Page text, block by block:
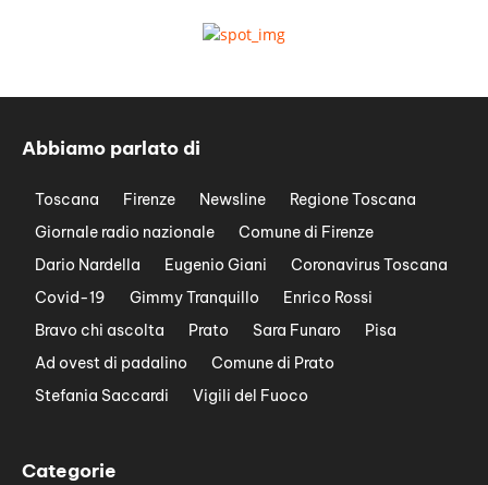
Abbiamo parlato di
Toscana Firenze Newsline
Regione Toscana
Giornale radio nazionale
Comune di Firenze
Dario Nardella
Eugenio Giani
Coronavirus Toscana
Covid-19
Gimmy Tranquillo
Enrico Rossi
Bravo chi ascolta
Prato Sara Funaro
Pisa
Ad ovest di padalino
Comune di Prato
Stefania Saccardi
Vigili del Fuoco
Categorie